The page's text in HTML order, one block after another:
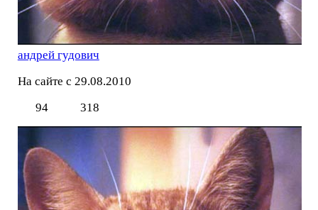
андрей гудович
На сайте с 29.08.2010
94
318